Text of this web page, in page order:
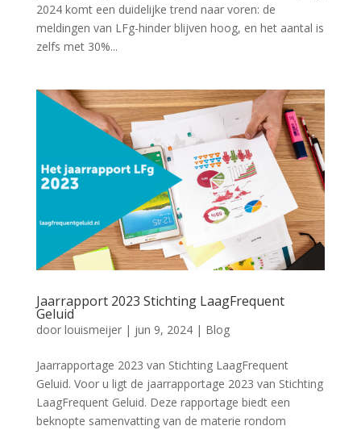
2024 komt een duidelijke trend naar voren: de
meldingen van LFg-hinder blijven hoog, en het aantal is
zelfs met 30%...
Jaarrapport 2023 Stichting LaagFrequent
Geluid
door louismeijer| jun 9, 2024| Blog
Jaarrapportage 2023 van Stichting LaagFrequent
Geluid. Voor u ligt de jaarrapportage 2023 van Stichting
LaagFrequent Geluid. Deze rapportage biedt een
beknopte samenvatting van de materie rondom